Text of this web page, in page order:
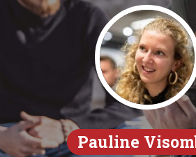
Pauline